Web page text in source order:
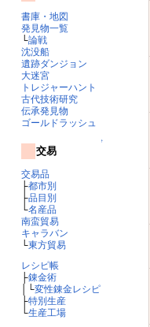
書庫・地図
発見物一覧
└論戦
沈没船
遺跡ダンジョン
大迷宮
トレジャーハント
古代技術研究
伝承発見物
ゴールドラッシュ
↑
交易
交易品
├都市別
├品目別
└名産品
南蛮貿易
キャラバン
└東方貿易
レシピ帳
├錬金術
│└変性錬金レシピ
├特別生産
└生産工場